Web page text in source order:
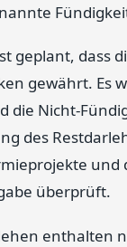
geplant, dass
gewährt. Es
die Nicht-
des
und
überprüft.
enthalten